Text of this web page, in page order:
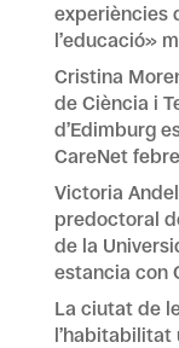
experiències
l’educació»
Cristina
de Ciència i
d’Edimburg
CareNet
Victoria
predoctoral
de la
estancia con
La ciutat de